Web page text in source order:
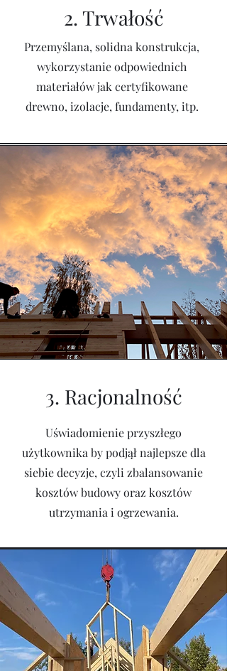
2. Trwałość
Przemyślana, solidna konstrukcja,
wykorzystanie odpowiednich
materiałów jak certyfikowane
drewno, izolacje, fundamenty, itp.
3. Racjonalność
Uświadomienie przyszłego
użytkownika by podjął najlepsze dla
siebie decyzje, czyli zbalansowanie
kosztów budowy oraz kosztów
utrzymania i ogrzewania.